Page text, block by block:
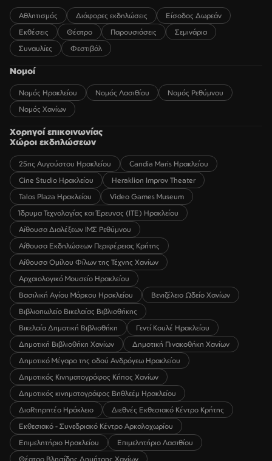
Αθλητισμός Διάφορες εκδηλώσεις
Είσοδος Δωρεάν
Εκθέσεις
Θέατρο Παρουσιάσεις
Σεμινάρια
Συναυλίες
Φεστιβάλ
Νομοί
Νομός Ηρακλείου Νομός Λασιθίου
Νομός Ρεθύμνου
Νομός Χανίων
Χορηγοί επικοινωνίας
Χώροι εκδηλώσεων
25ης Αυγούστου Ηρακλείου
Candia Maris Ηρακλείου
Cine Studio Ηρακλείου
Heraklion Improv Theater
Talos Plaza Ηρακλείου
Video Games Museum
Ίδρυμα Τεχνολογίας και Έρευνας (ΙΤΕ) Ηρακλείου
Αίθουσα Διαλέξεων ΙΜΣ Ρεθύμνου
Αίθουσα Εκδηλώσεων Περιφέρειας Κρήτης
Αίθουσα Ομίλου Φίλων της Τέχνης Χανίων
Αρχαιολογικό Μουσείο Ηρακλείου
Βασιλική Αγίου Μάρκου Ηρακλείου
Βενιζέλειο Ωδείο Χανίων
Βιβλιοπωλείο Βικελαίας Βιβλιοθήκης
Βικελαία Δημοτική Βιβλιοθήκη
Γεντί Κουλέ Ηρακλείου
Δημοτική Βιβλιοθήκη Χανίων
Δημοτική Πινακοθήκη Χανίων
Δημοτικό Μέγαρο της οδού Ανδρόγεω Ηρακλείου
Δημοτικός Κινηματογράφος Κήπος Χανίων
Δημοτικός κινηματογράφος Βηθλεέμ Ηρακλείου
ΔιαRτηρητέο Ηράκλειο
Διεθνές Εκθεσιακό Κέντρο Κρήτης
Εκθεσιακό - Συνεδριακό Κέντρο Αρκαλοχωρίου
Επιμελητήριο Ηρακλείου
Επιμελητήριο Λασιθίου
Θέατρο Βλησίδης Δημήτρης Χανίων